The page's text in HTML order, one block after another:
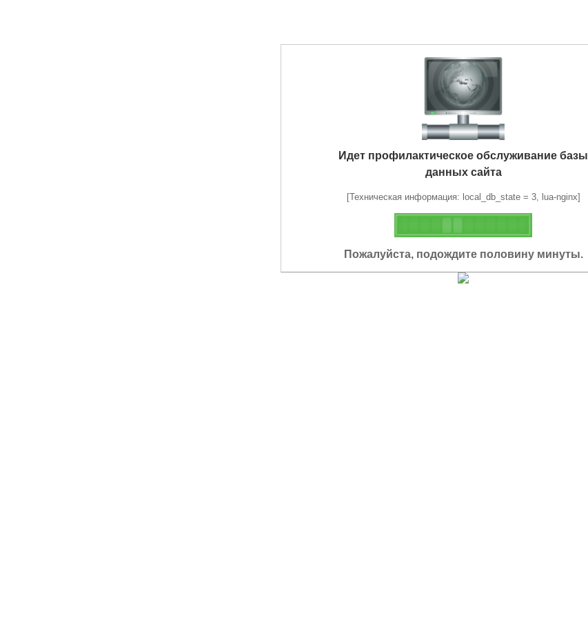
Идет профилактическое обслуживание базы
данных сайта
[Техническая информация: local_db_state = 3, lua-nginx]
Пожалуйста, подождите половину минуты.